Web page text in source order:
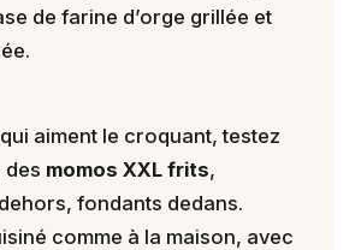
de farine d’orge grillée et
aiment le croquant, testez
des momos XXL frits,
fondants dedans.
comme à la maison, avec